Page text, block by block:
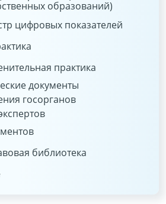
образований)
цифровых показателей
практика
документы
госорганов
библиотека